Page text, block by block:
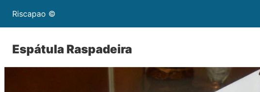
Riscapao ©
Espátula Raspadeira